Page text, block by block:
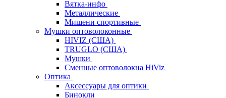
Вятка-инфо
Металлические
Мишени спортивные
Мушки оптоволоконные
HIVIZ (США)
TRUGLO (США)
Мушки
Сменные оптоволокна HiViz
Оптика
Аксессуары для оптики
Бинокли